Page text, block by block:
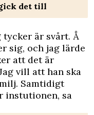
det till
tycker är svårt. Å
sig, och jag lärde
att det är
vill att han ska
Samtidigt
instutionen, sa